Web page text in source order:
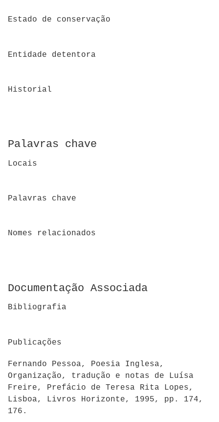
Estado de conservação
Entidade detentora
Historial
Palavras chave
Locais
Palavras chave
Nomes relacionados
Documentação Associada
Bibliografia
Publicações
Fernando Pessoa, Poesia Inglesa,
Organização, tradução e notas de Luísa
Freire, Prefácio de Teresa Rita Lopes,
Lisboa, Livros Horizonte, 1995, pp. 174,
176.